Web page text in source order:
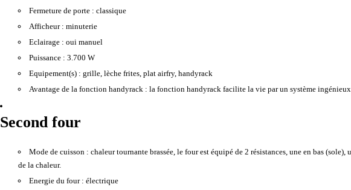
Fermeture de porte : classique
Afficheur : minuterie
Eclairage : oui manuel
Puissance : 3.700 W
Equipement(s) : grille, lèche frites, plat airfry, handyrack
Avantage de la fonction handyrack : la fonction handyrack facilite la vie par un système
Second four
Mode de cuisson : chaleur tournante brassée, le four est équipé de 2 résistances, une en bas
de la chaleur.
Energie du four : électrique